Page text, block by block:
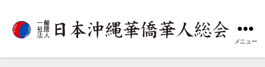
般
メニュー